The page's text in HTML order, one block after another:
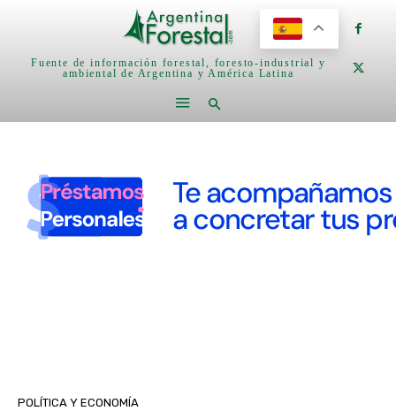
Fuente de información forestal, foresto-industrial y
ambiental de Argentina y América Latina
POLÍTICA Y ECONOMÍA